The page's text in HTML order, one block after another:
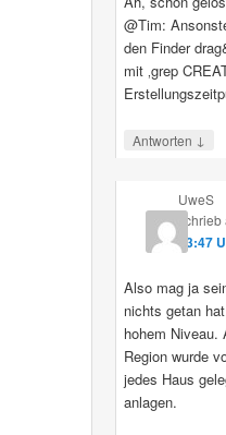
@Tim:
den Finder
mit ‚grep
Antworten ↓
UweS
schrieb
13:47
Also mag ja
nichts getan
hohem Niveau.
Region wurde
jedes Haus
anlagen.